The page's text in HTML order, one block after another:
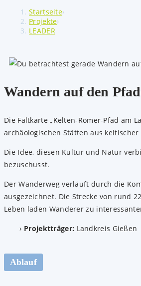
Startseite›
Projekte›
LEADER
Wandern auf den
Die Faltkarte „Kelten-Römer-Pfad am
archäologischen Stätten aus
Die Idee, diesen Kultur und Natur
bezuschusst.
Der Wanderweg verläuft durch die
ausgezeichnet. Die Strecke von rund
Leben laden Wanderer zu
Projektträger: Landkreis Gießen
Ablauf